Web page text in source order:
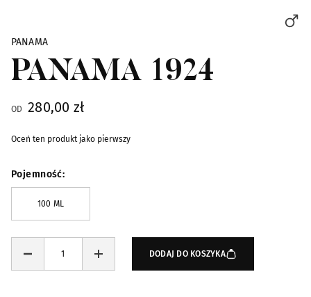
PANAMA
PANAMA 1924
OD 280,00 zł
Oceń ten produkt jako pierwszy
Pojemność
100 ML
DODAJ DO KOSZYKA